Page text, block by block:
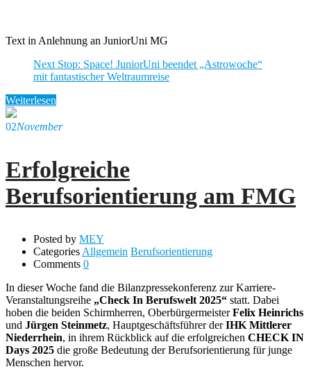
Text in Anlehnung an JuniorUni MG
Next Stop: Space! JuniorUni beendet „Astrowoche“
mit fantastischer Weltraumreise
Weiterlesen
02November
Erfolgreiche
Berufsorientierung am FMG
Posted by MEY
Categories Allgemein Berufsorientierung
Comments 0
In dieser Woche fand die Bilanzpressekonferenz zur Karriere-
Veranstaltungsreihe „Check In Berufswelt 2025“ statt. Dabei
hoben die beiden Schirmherren, OberbürgermeisterFelix Heinrichs
und Jürgen Steinmetz, Hauptgeschäftsführer derIHK Mittlerer
Niederrhein, in ihrem Rückblick auf die erfolgreichen CHECK IN
Days 2025 die große Bedeutung der Berufsorientierung für junge
Menschen hervor.